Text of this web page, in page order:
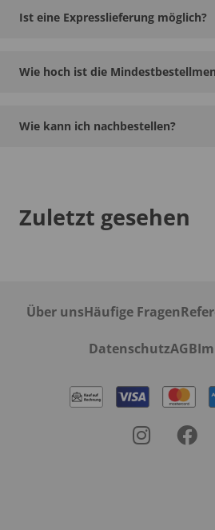
Ist eine Expresslieferung möglich?
Wie hoch ist die
Wie kann ich nachbestellen?
Zuletzt gesehen
Über unsHäufige Fragen
DatenschutzAGB